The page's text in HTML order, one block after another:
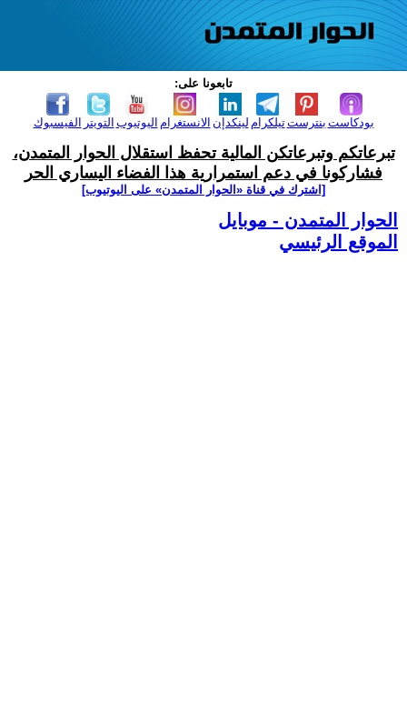
تابعونا على:
الفيسبوك التويتر اليوتيوب الانستغرام لينكدإن تيلكرامبنترست بودكاست
تبرعاتكم وتبرعاتكن المالية تحفظ استقلال الحوار المتمدن،
فشاركونا في دعم استمرارية هذا الفضاء اليساري الحر
[اشترك في قناة ‫«الحوار المتمدن» على اليوتيوب]
الحوار المتمدن - موبايل
الموقع الرئيسي